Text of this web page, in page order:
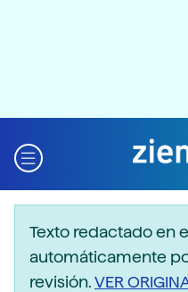
Texto redactado en
automáticamente
revisión.VER